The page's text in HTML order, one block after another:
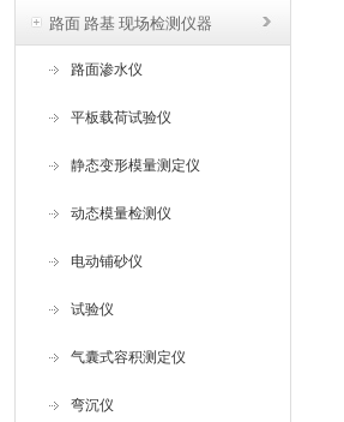
路面 路基 现场检测仪器
路面渗水仪
平板载荷试验仪
静态变形模量测定仪
动态模量检测仪
电动铺砂仪
试验仪
气囊式容积测定仪
弯沉仪